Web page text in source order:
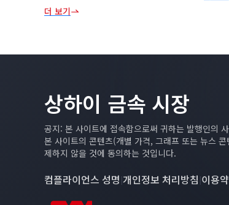
더 보기
상하이 금속 시장
공지: 본 사이트에 접속함으로써 귀하는 발행인의
본 사이트의 콘텐츠(개별 가격, 그래프 또는 뉴스
제하지 않을 것에 동의하는 것입니다.
컴플라이언스 성명 |개인정보 처리방침 |이용